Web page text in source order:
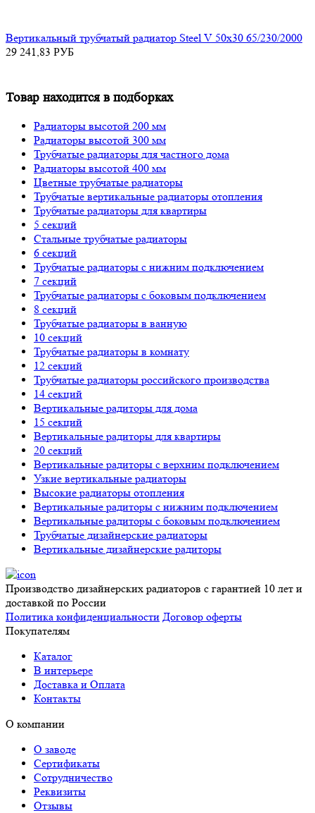
Вертикальный трубчатый радиатор Steel V 50х30 65/230/2000
29 241,83 РУБ
Товар находится в подборках
Радиаторы высотой 200 мм
Радиаторы высотой 300 мм
Трубчатые радиаторы для частного дома
Радиаторы высотой 400 мм
Цветные трубчатые радиаторы
Трубчатые вертикальные радиаторы отопления
Трубчатые радиаторы для квартиры
5 секций
Стальные трубчатые радиаторы
6 секций
Трубчатые радиаторы с нижним подключением
7 секций
Трубчатые радиаторы с боковым подключением
8 секций
Трубчатые радиаторы в ванную
10 секций
Трубчатые радиаторы в комнату
12 секций
Трубчатые радиаторы российского производства
14 секций
Вертикальные радиторы для дома
15 секций
Вертикальные радиторы для квартиры
20 секций
Вертикальные радиторы с верхним подключением
Узкие вертикальные радиаторы
Высокие радиаторы отопления
Вертикальные радиторы с нижним подключением
Вертикальные радиторы с боковым подключением
Трубчатые дизайнерские радиаторы
Вертикальные дизайнерские радиторы
Производство дизайнерских радиаторов с гарантией 10 лет и
доставкой по России
Политика конфиденциальности Договор оферты
Покупателям
Каталог
В интерьере
Доставка и Оплата
Контакты
О компании
О заводе
Сертификаты
Сотрудничество
Реквизиты
Отзывы